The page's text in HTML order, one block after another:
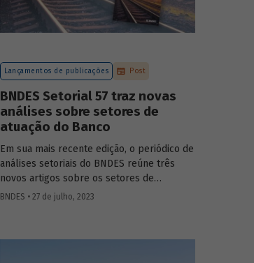
Lançamentos de publicações Post
BNDES Setorial 57 traz novas
análises sobre setores de
atuação do Banco
Em sua mais recente edição, o periódico de
análises setoriais do BNDES reúne três
novos artigos sobre os setores de
logística, agroindústria e aeroespaço e
BNDES • 27 de julho, 2023